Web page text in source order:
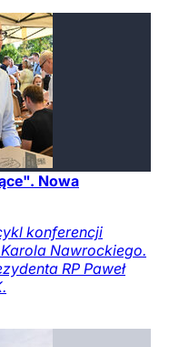
Nowa
konferencji
Nawrockiego.
RP Paweł